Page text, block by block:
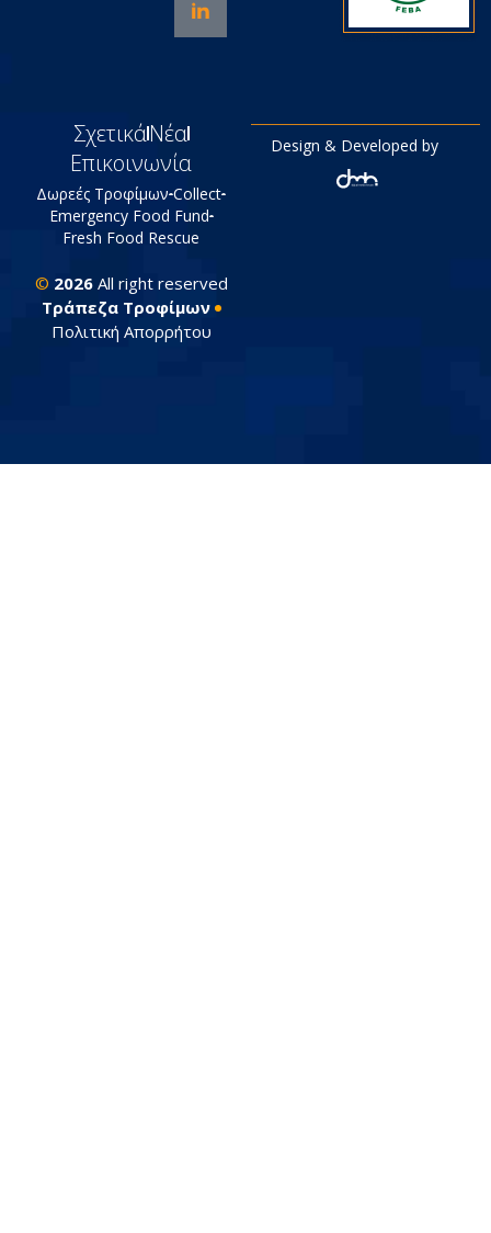
ΣχετικάΝέα
Επικοινωνία
Δωρεές Τροφίμων Collect
Emergency Food Fund
Fresh Food Rescue
© 2026All right reserved
Tράπεζα Τροφίμων
Πολιτική Απορρήτου
Design & Developed by